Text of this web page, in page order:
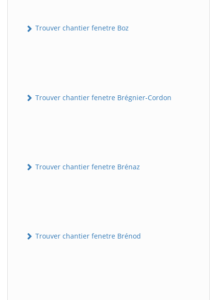
Trouver chantier fenetre Boz
Trouver chantier fenetre Brégnier-Cordon
Trouver chantier fenetre Brénaz
Trouver chantier fenetre Brénod